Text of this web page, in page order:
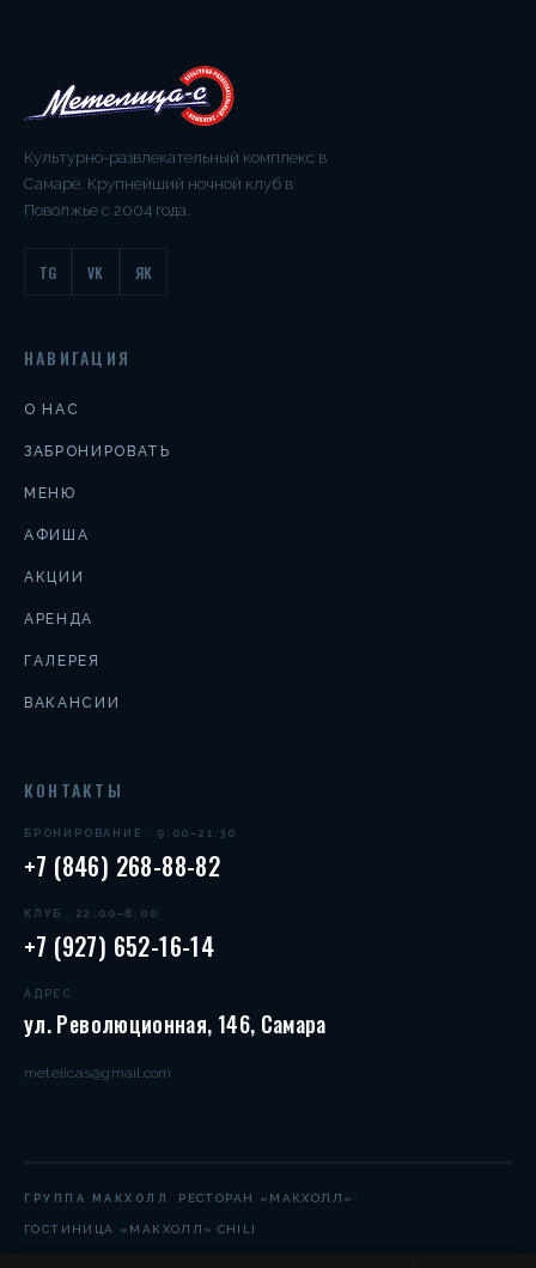
Культурно-развлекательный комплекс в
Самаре. Крупнейший ночной клуб в
Поволжье с 2004 года.
TG VK ЯК
НАВИГАЦИЯ
О НАС
ЗАБРОНИРОВАТЬ
МЕНЮ
АФИША
АКЦИИ
АРЕНДА
ГАЛЕРЕЯ
ВАКАНСИИ
КОНТАКТЫ
БРОНИРОВАНИЕ · 9:00–21:30
+7 (846) 268-88-82
КЛУБ · 22:00–6:00
+7 (927) 652-16-14
АДРЕС
ул. Революционная, 146, Самара
metelicas@gmail.com
ГРУППА МАКХОЛЛ РЕСТОРАН «МАКХОЛЛ» ·
ГОСТИНИЦА «МАКХОЛЛ» ·CHILI